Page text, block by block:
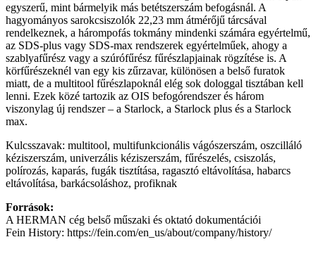
egyszerű, mint bármelyik más betétszerszám befogásnál. A
hagyományos sarokcsiszolók 22,23 mm átmérőjű tárcsával
rendelkeznek, a hárompofás tokmány mindenki számára egyértelmű,
az SDS-plus vagy SDS-max rendszerek egyértelműek, ahogy a
szablyafűrész vagy a szúrófűrész fűrészlapjainak rögzítése is. A
körfűrészeknél van egy kis zűrzavar, különösen a belső furatok
miatt, de a multitool fűrészlapoknál elég sok dologgal tisztában kell
lenni. Ezek közé tartozik az OIS befogórendszer és három
viszonylag új rendszer – a Starlock, a Starlock plus és a Starlock
max.
Kulcsszavak: multitool, multifunkcionális vágószerszám, oszcilláló
kéziszerszám, univerzális kéziszerszám, fűrészelés, csiszolás,
polírozás, kaparás, fugák tisztítása, ragasztó eltávolítása, habarcs
eltávolítása, barkácsoláshoz, profiknak
Források:
A HERMAN cég belső műszaki és oktató dokumentációi
Fein History: https://fein.com/en_us/about/company/history/